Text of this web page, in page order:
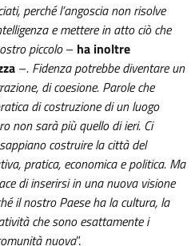
perché l’angoscia non risolve
e mettere in atto ciò che
piccolo– ha inoltre
–. Fidenza potrebbe diventare un
di coesione. Parole che
di costruzione di un luogo
non sarà più quello di ieri. Ci
costruire la città del
pratica, economica e politica. Ma
di inserirsi in una nuova visione
il nostro Paese ha la cultura, la
che sono esattamente i
nuova”.